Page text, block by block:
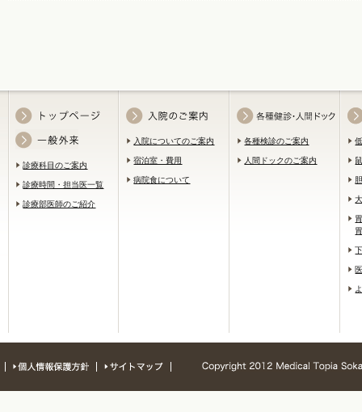
診療科目のご案内
診療時間・担当医一覧
診療部医師のご紹介
入院についてのご案内
宿泊室・費用
病院食について
各種検診のご案内
人間ドックのご案内